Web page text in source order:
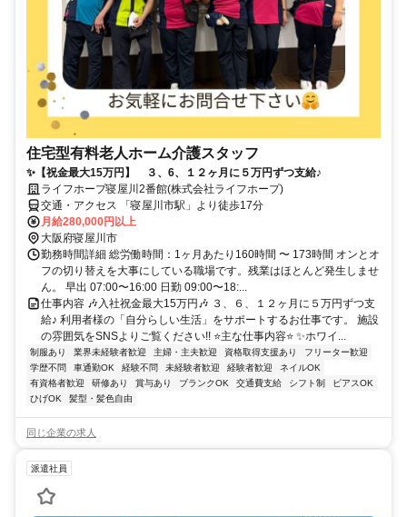
住宅型有料老人ホーム介護スタッフ
✨【祝金最大15万円】 ３、6、１２ヶ月に５万円ずつ支給♪
ライフホープ寝屋川2番館(株式会社ライフホープ)
交通・アクセス 「寝屋川市駅」より徒歩17分
月給280,000円以上
大阪府寝屋川市
勤務時間詳細 総労働時間：1ヶ月あたり160時間 〜 173時間 オンとオ
フの切り替えを大事にしている職場です。残業はほとんど発生しませ
ん。 早出 07:00〜16:00 日勤 09:00〜18:...
仕事内容 🎶入社祝金最大15万円🎶 ３、６、１２ヶ月に５万円ずつ支
給♪ 利用者様の「自分らしい生活」をサポートするお仕事です。 施設
の雰囲気をSNSよりご覧ください!! ⭐主な仕事内容⭐ ✨ホワイ...
制服あり 業界未経験者歓迎 主婦・主夫歓迎 資格取得支援あり
フリーター歓迎
学歴不問
車通勤OK 経験不問 未経験者歓迎 経験者歓迎
ネイルOK
有資格者歓迎
研修あり 賞与あり ブランクOK 交通費支給 シフト制
ピアスOK
ひげOK
髪型・髪色自由
同じ企業の求人
派遣社員